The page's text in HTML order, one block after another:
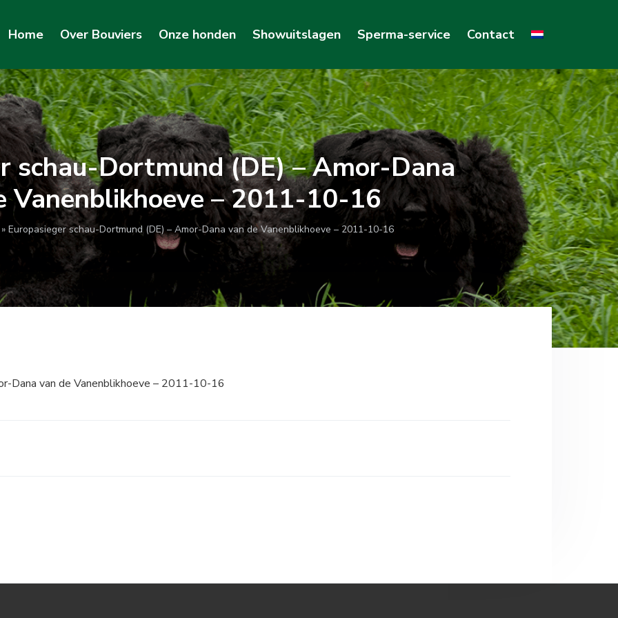
Home Over Bouviers Onze honden Showuitslagen Sperma-service Contact
schau-Dortmund (DE) – Amor-Dana
Vanenblikhoeve – 2011-10-16
» Europasieger schau-Dortmund (DE) – Amor-Dana van de Vanenblikhoeve – 2011-10-16
Dana van de Vanenblikhoeve – 2011-10-16